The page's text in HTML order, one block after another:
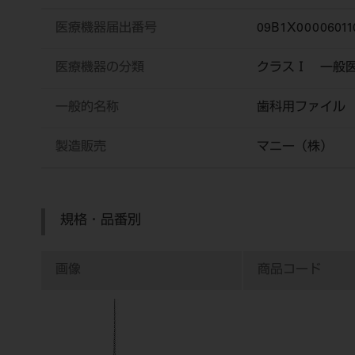
医療機器届出番号
医療機器の分類 クラスⅠ 一般
一般的名称 歯科用ファイル
製造販売 マニー（株）
規格・品番別
画像 商品コード